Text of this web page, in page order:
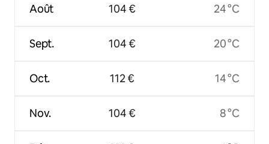
Août
Sept.
Oct.
Nov.
104 €
104 €
112 €
104 €
24 °C
20 °C
14 °C
8 °C